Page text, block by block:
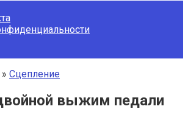
» Сцепление
выжим педали